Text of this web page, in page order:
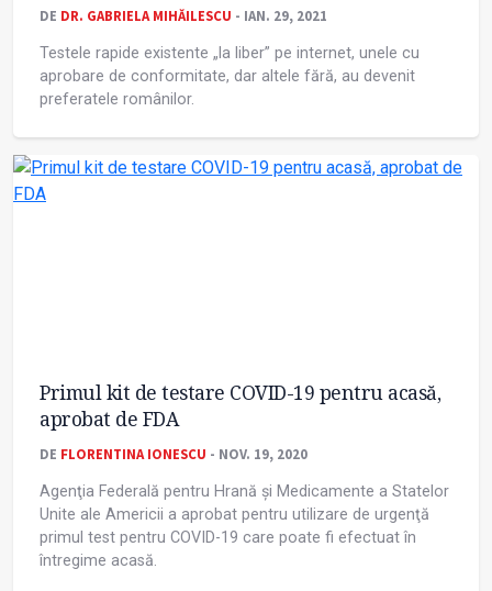
DE DR. GABRIELA MIHĂILESCU - IAN. 29, 2021
Testele rapide existente „la liber” pe internet, unele cu
aprobare de conformitate, dar altele fără, au devenit
preferatele românilor.
Primul kit de testare COVID-19 pentru acasă,
aprobat de FDA
DE FLORENTINA IONESCU - NOV. 19, 2020
Agenţia Federală pentru Hrană şi Medicamente a Statelor
Unite ale Americii a aprobat pentru utilizare de urgenţă
primul test pentru COVID-19 care poate fi efectuat în
întregime acasă.